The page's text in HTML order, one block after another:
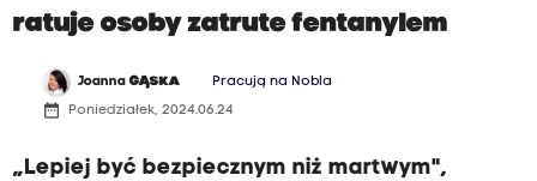
ratuje osoby zatrute fentanylem
JoannaGĄSKA Pracują na Nobla
date_range Poniedziałek, 2024.06.24
„Lepiej być bezpiecznym niż martwym",